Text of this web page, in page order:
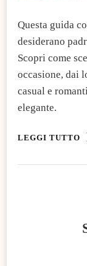
Questa guida
desiderano
Scopri come
occasione, dai
casual e
elegante.
LEGGI TUTTO